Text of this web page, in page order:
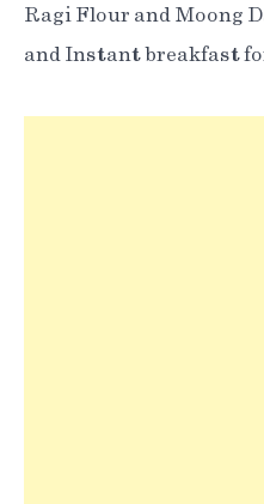
Ragi Flour and Moong
and Instant breakfast